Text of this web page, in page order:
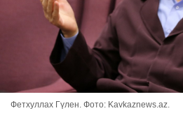
Фетхуллах Гүлен. Фото: Kavkaznews.az.